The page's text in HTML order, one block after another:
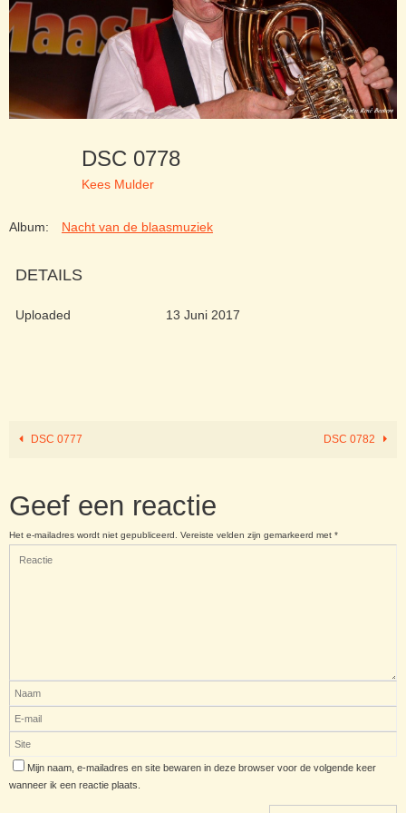
DSC 0778
Kees Mulder
Album: Nacht van de blaasmuziek
DETAILS
Uploaded 13 Juni 2017
DSC 0777 DSC 0782
Geef een reactie
Het e-mailadres wordt niet gepubliceerd. Vereiste velden zijn gemarkeerd met *
Mijn naam, e-mailadres en site bewaren in deze browser voor de volgende keer
wanneer ik een reactie plaats.